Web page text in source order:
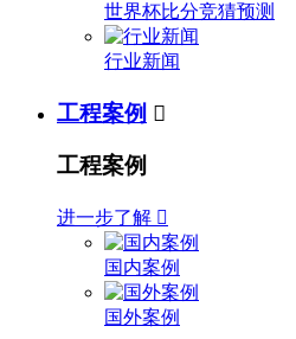
世界杯比分竞猜预测
行业新闻
工程案例 
工程案例
进一步了解 
国内案例
国外案例